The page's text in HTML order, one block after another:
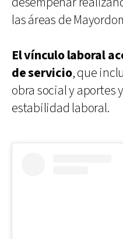
las áreas de
El vínculo laboral
de servicio, que
obra social y aportes
estabilidad laboral.